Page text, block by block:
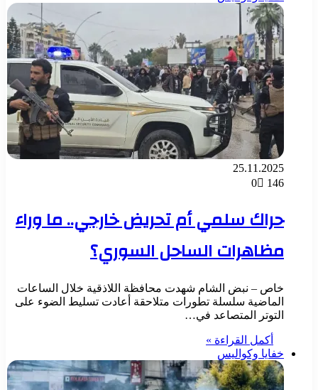
25.11.2025
0
146
حراك سلمي أم تحريض خارجي.. ما وراء
مظاهرات الساحل السوري؟
خاص – نبض الشام شهدت محافظة اللاذقية خلال الساعات
الماضية سلسلة تطورات متلاحقة أعادت تسليط الضوء على
التوتر المتصاعد في…
أكمل القراءة »
خفايا وكواليس